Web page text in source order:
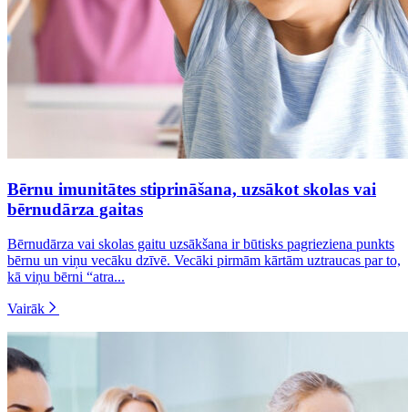
Bērnu imunitātes stiprināšana, uzsākot skolas vai
bērnudārza gaitas
Bērnudārza vai skolas gaitu uzsākšana ir būtisks pagrieziena punkts
bērnu un viņu vecāku dzīvē. Vecāki pirmām kārtām uztraucas par to,
kā viņu bērni “atra...
Vairāk